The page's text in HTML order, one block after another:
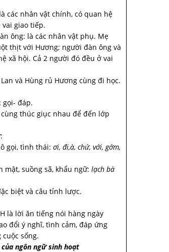
các nhân vật chính, có quan hệ
vai giao tiếp.
ông: là các nhân vật phụ. Mẹ
thịt với Hương; người đàn ông và
xã hội. Cả 2 người đó đều ở vai
và Hùng rủ Hương cùng đi học.
gọi- đáp.
thúc giục nhau để đến lớp
gọi, tình thái: ơi, đi,à, chứ, với, gớm,
mật, suồng sã, khẩu ngữ: lạch bà
biệt và câu tỉnh lược.
là lời ăn tiếng nói hàng ngày
đổi ý nghĩ, tình cảm, đáp ứng
sống.
ngôn ngữ sinh hoạt